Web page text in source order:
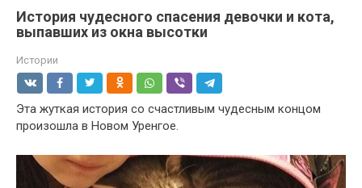
История чудесного спасения девочки и кота,
выпавших из окна высотки
Истории
Эта жуткая история со счастливым чудесным концом
произошла в Новом Уренгое.